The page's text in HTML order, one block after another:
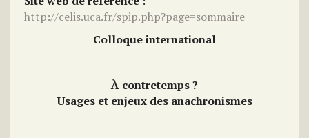
http://celis.uca.fr/spip.php?page=sommaire
Colloque international
À contretemps ?
Usages et enjeux des anachronismes